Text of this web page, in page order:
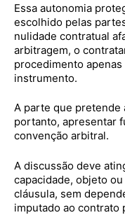
Essa autonomia
escolhido pelas
nulidade contratual
arbitragem, o
procedimento
instrumento.
A parte que pretende
portanto, apresentar
convenção arbitral.
A discussão deve
capacidade, objeto
cláusula, sem
imputado ao contrato